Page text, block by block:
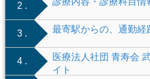
2 .
3 . 最寄駅からの、通勤経
4 .
医療法人社団 青寿会
イト